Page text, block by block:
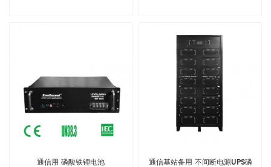
通信用 磷酸铁锂电池
通信基站备用 不间断电源UPS磷